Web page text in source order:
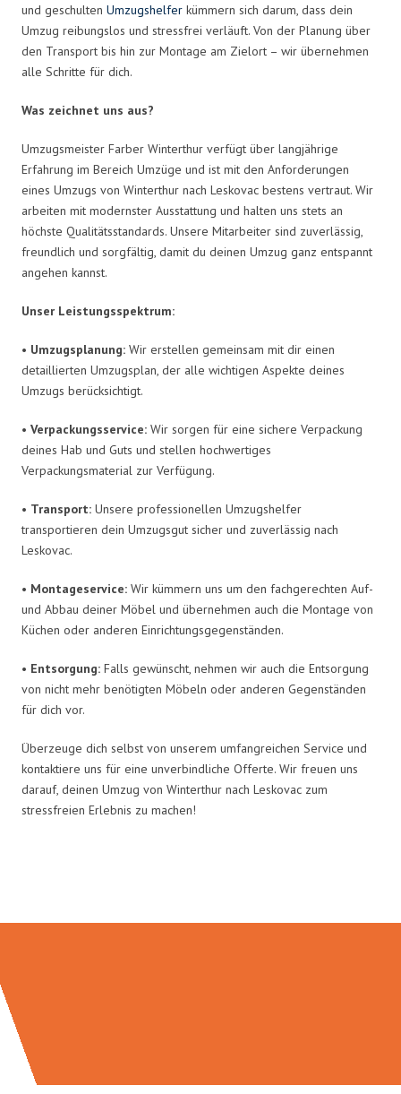
und geschulten Umzugshelfer kümmern sich darum, dass dein
Umzug reibungslos und stressfrei verläuft. Von der Planung über
den Transport bis hin zur Montage am Zielort – wir übernehmen
alle Schritte für dich.
Was zeichnet uns aus?
Umzugsmeister Farber Winterthur verfügt über langjährige
Erfahrung im Bereich Umzüge und ist mit den Anforderungen
eines Umzugs von Winterthur nach Leskovac bestens vertraut. Wir
arbeiten mit modernster Ausstattung und halten uns stets an
höchste Qualitätsstandards. Unsere Mitarbeiter sind zuverlässig,
freundlich und sorgfältig, damit du deinen Umzug ganz entspannt
angehen kannst.
Unser Leistungsspektrum:
• Umzugsplanung: Wir erstellen gemeinsam mit dir einen
detaillierten Umzugsplan, der alle wichtigen Aspekte deines
Umzugs berücksichtigt.
• Verpackungsservice: Wir sorgen für eine sichere Verpackung
deines Hab und Guts und stellen hochwertiges
Verpackungsmaterial zur Verfügung.
• Transport: Unsere professionellen Umzugshelfer
transportieren dein Umzugsgut sicher und zuverlässig nach
Leskovac.
• Montageservice: Wir kümmern uns um den fachgerechten Auf-
und Abbau deiner Möbel und übernehmen auch die Montage von
Küchen oder anderen Einrichtungsgegenständen.
• Entsorgung: Falls gewünscht, nehmen wir auch die Entsorgung
von nicht mehr benötigten Möbeln oder anderen Gegenständen
für dich vor.
Überzeuge dich selbst von unserem umfangreichen Service und
kontaktiere uns für eine unverbindliche Offerte. Wir freuen uns
darauf, deinen Umzug von Winterthur nach Leskovac zum
stressfreien Erlebnis zu machen!